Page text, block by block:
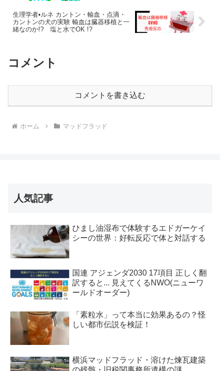
生理学者•ルネ カントン・輸血・点滴・
カントンの犬の実験 輸血は臓器移植と一
緒なのか!? 塩と水でOK !?
コメント
コメントを書き込む
ホーム マッドフラッド
人気記事
ひまし油湿布で体験するエドガーケイ
シーの世界：好転反応で体と対話する
国連 アジェンダ2030 17項目 正しく翻
訳すると... 見えてくるNWO(ニューワ
ールドオーダー)
「素粒水」って本当に効果あるの？怪
しい都市伝説を検証！
横浜マッドフラッド・溶けた煉瓦建築